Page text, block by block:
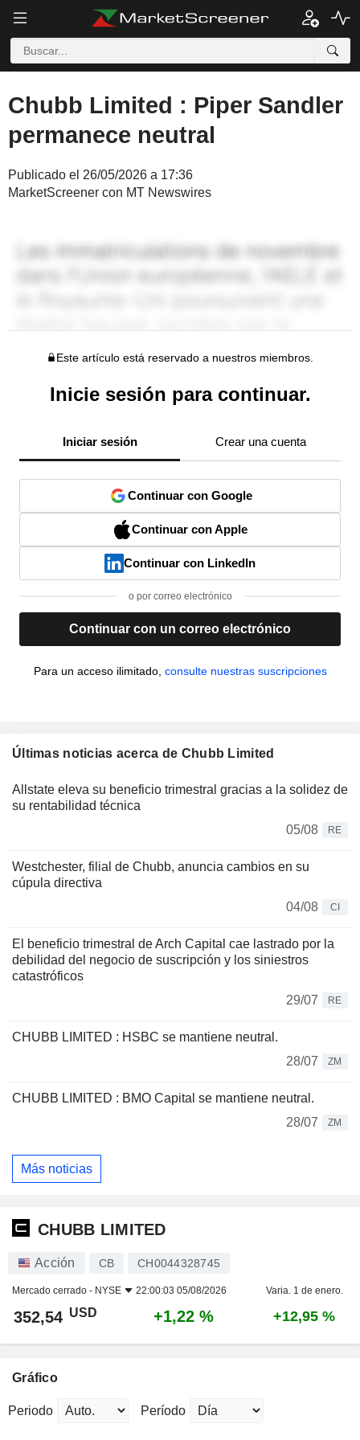
Chubb Limited : Piper Sandler
permanece neutral
Publicado el 26/05/2026 a 17:36
MarketScreener con MT Newswires
Este artículo está reservado a nuestros miembros.
Inicie sesión para continuar.
Iniciar sesión Crear una cuenta
Continuar con Google
Continuar con Apple
Continuar con LinkedIn
o por correo electrónico
Continuar con un correo electrónico
Para un acceso ilimitado, consulte nuestras suscripciones
Últimas noticias acerca de Chubb Limited
Allstate eleva su beneficio trimestral gracias a la solidez de
su rentabilidad técnica
05/08
RE
Westchester, filial de Chubb, anuncia cambios en su
cúpula directiva
04/08
CI
El beneficio trimestral de Arch Capital cae lastrado por la
debilidad del negocio de suscripción y los siniestros
catastróficos
29/07
RE
CHUBB LIMITED : HSBC se mantiene neutral.
28/07
ZM
CHUBB LIMITED : BMO Capital se mantiene neutral.
28/07
ZM
Más noticias
CHUBB LIMITED
Acción CB CH0044328745
Mercado cerrado - NYSE 22:00:03 05/08/2026 Varia. 1 de enero.
352,54 USD +1,22 % +12,95 %
Gráfico
Periodo Período